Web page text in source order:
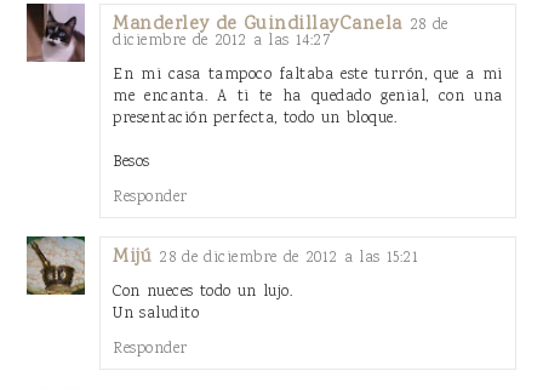
Manderley de GuindillayCanela 28 de
diciembre de 2012 a las 14:27
En mi casa tampoco faltaba este turrón, que a mi
me encanta. A ti te ha quedado genial, con una
presentación perfecta, todo un bloque.
Besos
Responder
Mijú 28 de diciembre de 2012 a las 15:21
Con nueces todo un lujo.
Un saludito
Responder